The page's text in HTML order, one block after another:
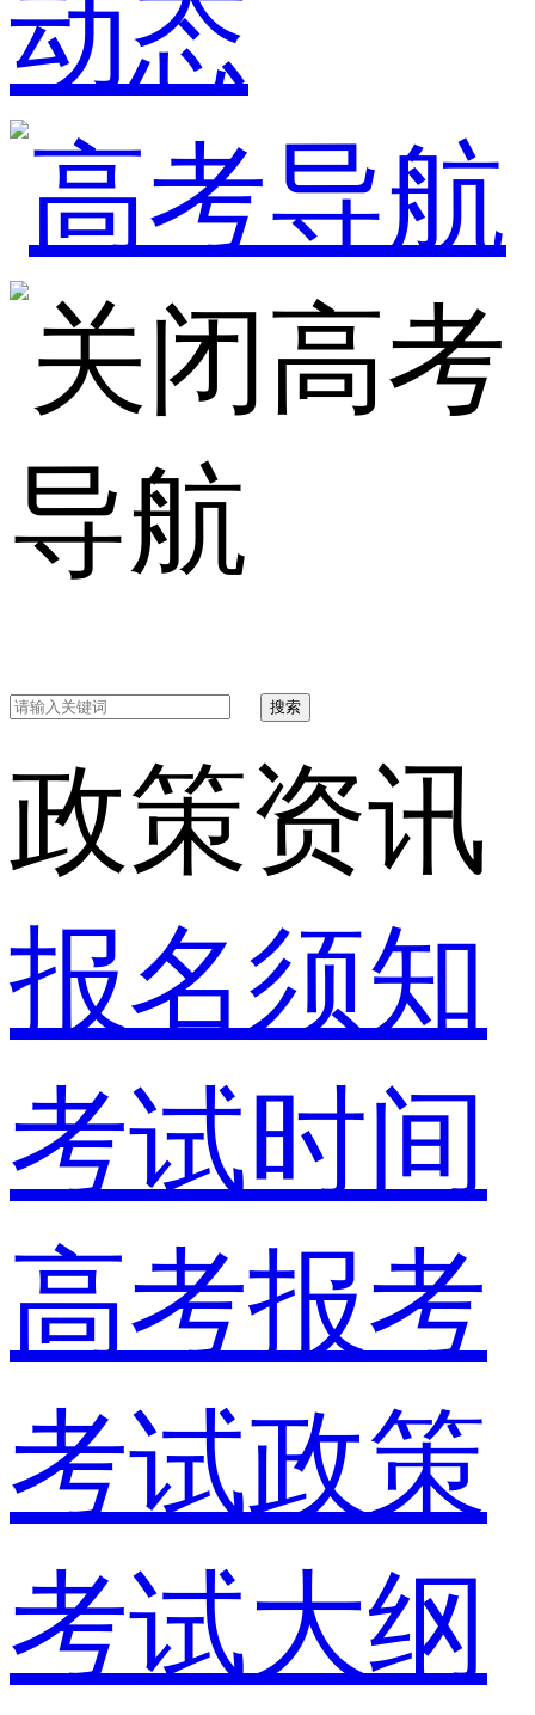
动态
高考
导航
搜索
政策资讯
报名须知
考试时间
高考报考
考试政策
考试大纲